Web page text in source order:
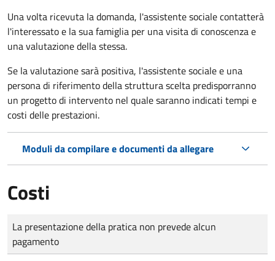
Una volta ricevuta la domanda, l'assistente sociale contatterà
l'interessato e la sua famiglia per una visita di conoscenza e
una valutazione della stessa.
Se la valutazione sarà positiva, l'assistente sociale e una
persona di riferimento della struttura scelta predisporranno
un progetto di intervento nel quale saranno indicati tempi e
costi delle prestazioni.
Moduli da compilare e documenti da allegare
Costi
Tipo di pagamento
Importo
La presentazione della pratica non prevede alcun
pagamento